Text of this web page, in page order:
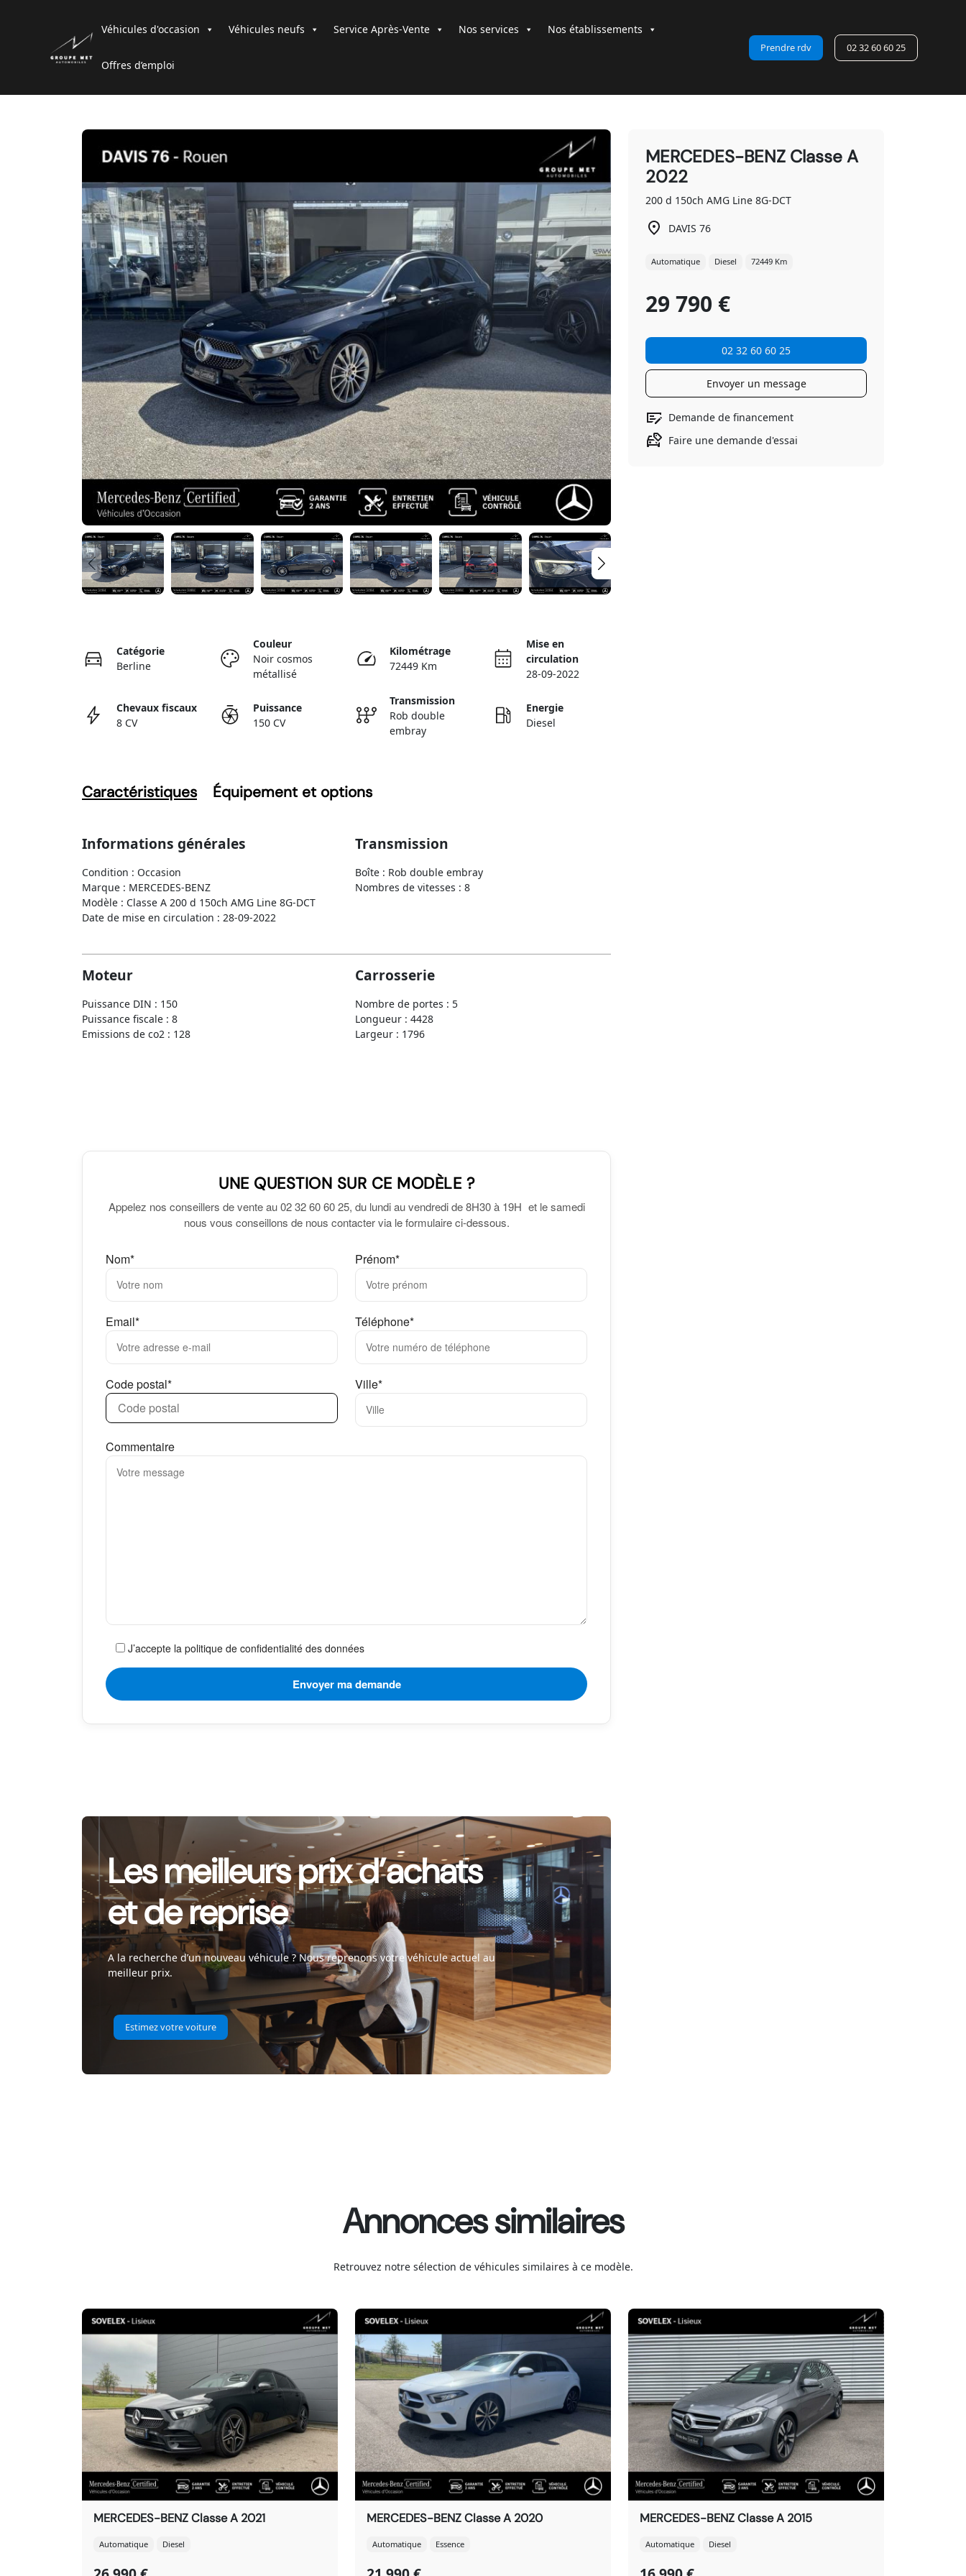
Véhicules d'occasion Véhicules neufs Service Après-Vente Nos services Nos établissements
Offres d’emploi
Prendre rdv 02 32 60 60 25
Catégorie
Berline
Couleur
Noir cosmos
métallisé
Kilométrage
72449 Km
Mise en
circulation
28-09-2022
Chevaux fiscaux
8 CV
Puissance
150 CV
Transmission
Rob double
embray
Energie
Diesel
Caractéristiques Équipement et options
Informations générales
Condition : Occasion
Marque : MERCEDES-BENZ
Modèle : Classe A 200 d 150ch AMG Line 8G-DCT
Date de mise en circulation : 28-09-2022
Transmission
Boîte : Rob double embray
Nombres de vitesses : 8
Moteur
Puissance DIN : 150
Puissance fiscale : 8
Emissions de co2 : 128
Carrosserie
Nombre de portes : 5
Longueur : 4428
Largeur : 1796
UNE QUESTION SUR CE MODÈLE ?
Appelez nos conseillers de vente au 02 32 60 60 25, du lundi au vendredi de 8H30 à 19H et le samedi
nous vous conseillons de nous contacter via le formulaire ci-dessous.
Nom* Prénom*
Email* Téléphone*
Code postal* Ville*
Commentaire
J’accepte la politique de confidentialité des données
Les meilleurs prix d’achats
et de reprise
A la recherche d’un nouveau véhicule ? Nous reprenons votre véhicule actuel au
meilleur prix.
Estimez votre voiture
MERCEDES-BENZ Classe A
2022
200 d 150ch AMG Line 8G-DCT
DAVIS 76
Automatique Diesel 72449 Km
29 790 €
02 32 60 60 25
Envoyer un message
Demande de financement
Faire une demande d'essai
Annonces similaires
Retrouvez notre sélection de véhicules similaires à ce modèle.
MERCEDES-BENZ Classe A 2021
Automatique Diesel
MERCEDES-BENZ Classe A 2020
Automatique Essence
MERCEDES-BENZ Classe A 2015
Automatique Diesel